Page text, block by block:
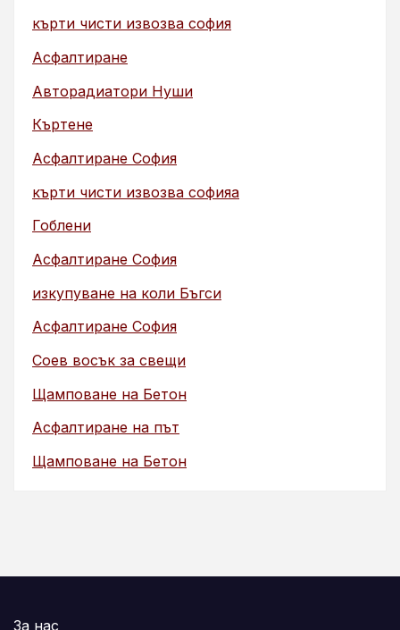
кърти чисти извозва софия
Асфалтиране
Авторадиатори Нуши
Къртене
Асфалтиране София
кърти чисти извозва софияа
Гоблени
Асфалтиране София
изкупуване на коли Бъгси
Асфалтиране София
Соев восък за свещи
Щамповане на Бетон
Асфалтиране на път
Щамповане на Бетон
За нас